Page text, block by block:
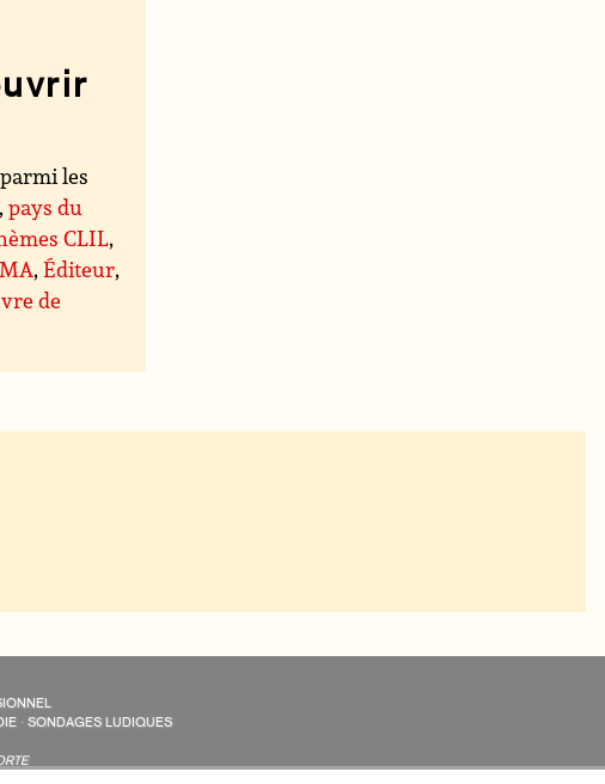
les
,pays du
CLIL,
,Éditeur,
de
· SONDAGES LUDIQUES